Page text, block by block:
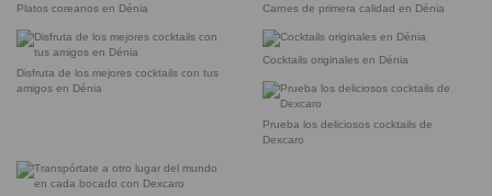
Platos coreanos en Dénia Carnes de primera calidad en Dénia
Disfruta de los mejores cocktails con tus
amigos en Dénia
Cocktails originales en Dénia
Prueba los deliciosos cocktails de
Dexcaro